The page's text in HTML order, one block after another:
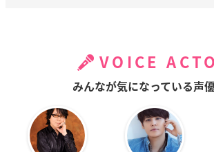
VOICE
みんなが気になっている声